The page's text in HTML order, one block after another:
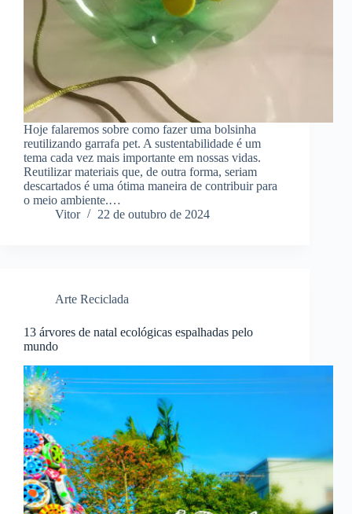
Hoje falaremos sobre como fazer uma bolsinha
reutilizando garrafa pet. A sustentabilidade é um
tema cada vez mais importante em nossas vidas.
Reutilizar materiais que, de outra forma, seriam
descartados é uma ótima maneira de contribuir para
o meio ambiente.…
Vitor
22 de outubro de 2024
Arte Reciclada
13 árvores de natal ecológicas espalhadas pelo
mundo